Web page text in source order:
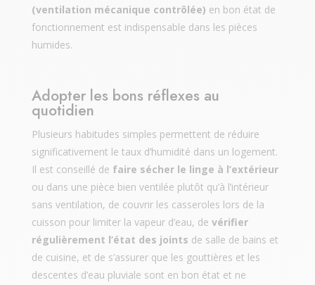
(ventilation mécanique contrôlée) en bon état de
fonctionnement est indispensable dans les pièces
humides.
Adopter les bons réflexes au
quotidien
Plusieurs habitudes simples permettent de réduire
significativement le taux d’humidité dans un logement.
Il est conseillé de faire sécher le linge à l’extérieur
ou dans une pièce bien ventilée plutôt qu’à l’intérieur
sans ventilation, de couvrir les casseroles lors de la
cuisson pour limiter la vapeur d’eau, de vérifier
régulièrement l’état des joints de salle de bains et
de cuisine, et de s’assurer que les gouttières et les
descentes d’eau pluviale sont en bon état et ne